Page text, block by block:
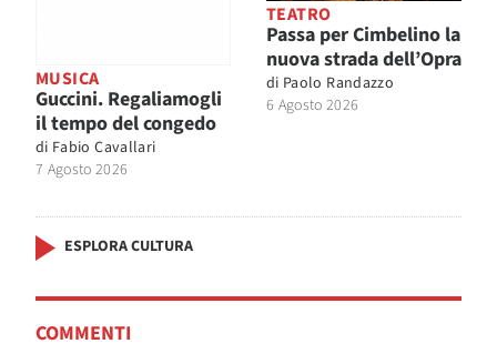
MUSICA
Guccini. Regaliamogli
il tempo del congedo
di Fabio Cavallari
7 Agosto 2026
TEATRO
Passa per Cimbelino la
nuova strada dell’Opra
di Paolo Randazzo
6 Agosto 2026
ESPLORA CULTURA
COMMENTI